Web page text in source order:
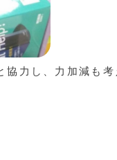
力し、力加減も